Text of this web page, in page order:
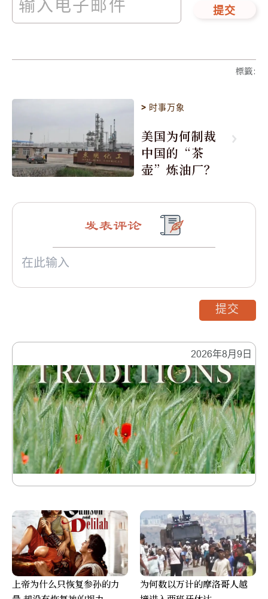
提交
標籤:
> 时事万象
美国为何制裁
中国的“茶
壶”炼油厂？
2026年8月9日
发表评论
提交
上帝为什么只恢复参孙的力
为何数以万计的摩洛哥人越